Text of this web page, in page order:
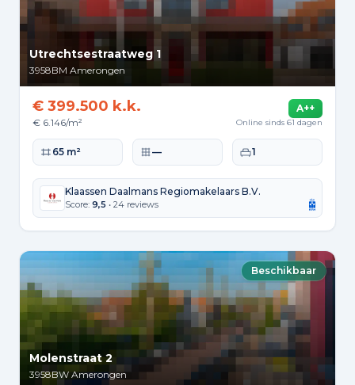
Utrechtsestraatweg 1
3958BM Amerongen
€ 399.500 k.k.
€ 6.146/m²
A++
Online sinds 61 dagen
Woonoppervlakte
65 m² Perceeloppervlakte
— Slaapkamers
1
Klaassen Daalmans Regiomakelaars B.V.
Score: 9,5 • 24 reviews
Beschikbaar
Molenstraat 2
3958BW Amerongen